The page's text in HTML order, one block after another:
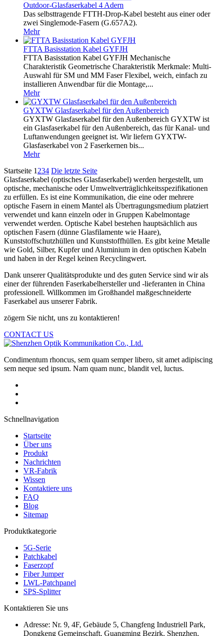
Outdoor-Glasfaserkabel 4 Adern
Das selbsttragende FTTH-Drop-Kabel besteht aus einer oder
zwei Singlemode-Fasern (G.657A2).
Mehr
FTTA Basisstation Kabel GYFJH
FTTA Basisstation Kabel GYFJH Mechanische
Charakteristik Geometrische Charakteristik Merkmale: Multi-
Auswahl für SM und MM Faser Flexibel, weich, einfach zu
installieren Anwendbar für die Montage,...
Mehr
GYXTW Glasfaserkabel für den Außenbereich
GYXTW Glasfaserkabel für den Außenbereich GYXTW ist
ein Glasfaserkabel für den Außenbereich, das für Kanal- und
Luftanwendungen geeignet ist. Wir liefern GYXTW-
Glasfaserkabel von 2 Faserkernen bis...
Mehr
Startseite 1 234 Die letzte Seite
Glasfaserkabel (optisches Glasfaserkabel) werden hergestellt, um
optische, mechanische oder Umweltverträglichkeitsspezifikationen
zu erfüllen. Es ist eine Kommunikation, die eine oder mehrere
optische Fasern in einem Mantel als Übertragungsmedium platziert
verwendet und kann einzeln oder in Gruppen Kabelmontage
verwendet werden. Optische Kabel bestehen hauptsächlich aus
optischen Fasern (dünne Glasfilamente wie Haare),
Kunststoffschutzhüllen und Kunststoffhüllen. Es gibt keine Metalle
wie Gold, Silber, Kupfer und Aluminium in den optischen Kabeln
und haben in der Regel keinen Recyclingwert.
Dank unserer Qualitätsprodukte und des guten Service sind wir als
einer der führenden Faserkabelhersteller und -lieferanten in China
professionell. Willkommen im Großhandel maßgeschneiderte
Faserkabel aus unserer Fabrik.
zögern Sie nicht, uns zu kontaktieren!
CONTACT US
Condimentum rhoncus, sem quam semper libero, sit amet adipiscing
sem neque sed ipsum. Nam quam nunc, blandit vel, luctus.
Schnellnavigation
Startseite
Über uns
Produkt
Nachrichten
VR-Fabrik
Wissen
Kontaktiere uns
FAQ
Blog
Sitemap
Produktkategorie
5G-Serie
Patchkabel
Faserzopf
Fiber Jumper
LWL-Patchpanel
SPS-Splitter
Kontaktieren Sie uns
Adresse: Nr. 9, 4F, Gebäude 5, Changfeng Industriell Park,
Dongkeng Gemeinschaft, Guangming Bezirk, Shenzhen,